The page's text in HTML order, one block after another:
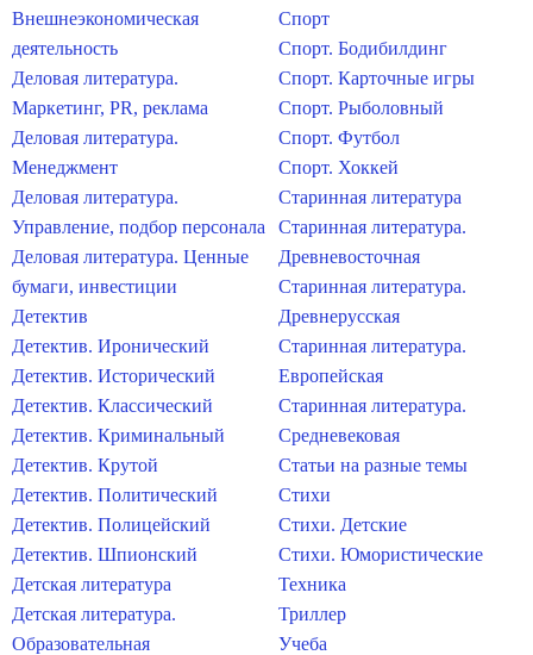
Внешнеэкономическая
деятельность
Деловая литература.
Маркетинг, PR, реклама
Деловая литература.
Менеджмент
Деловая литература.
Управление, подбор персонала
Деловая литература. Ценные
бумаги, инвестиции
Детектив
Детектив. Иронический
Детектив. Исторический
Детектив. Классический
Детектив. Криминальный
Детектив. Крутой
Детектив. Политический
Детектив. Полицейский
Детектив. Шпионский
Детская литература
Детская литература.
Образовательная
Спорт
Спорт. Бодибилдинг
Спорт. Карточные игры
Спорт. Рыболовный
Спорт. Футбол
Спорт. Хоккей
Старинная литература
Старинная литература.
Древневосточная
Старинная литература.
Древнерусская
Старинная литература.
Европейская
Старинная литература.
Средневековая
Статьи на разные темы
Стихи
Стихи. Детские
Стихи. Юмористические
Техника
Триллер
Учеба